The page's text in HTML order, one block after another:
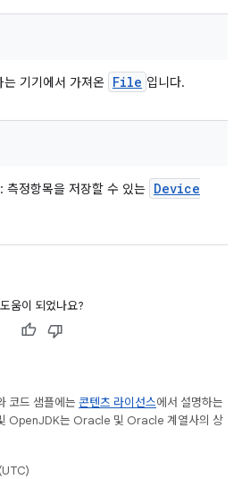
기기에서 가져온 File 입니다.
: 측정항목을 저장할 수 있는 Device
도움이 되었나요?
코드 샘플에는 콘텐츠 라이선스에서 설명하는
OpenJDK는 Oracle 및 Oracle 계열사의 상